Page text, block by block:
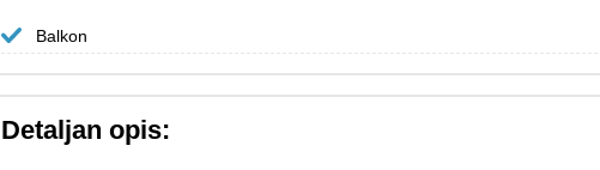
Balkon
Detaljan opis: